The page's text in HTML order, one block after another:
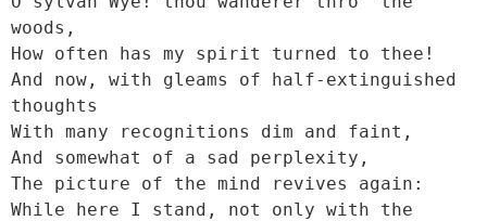
woods,
How often has my spirit turned to thee!
And now, with gleams of half-extinguished
thoughts
With many recognitions dim and faint,
And somewhat of a sad perplexity,
The picture of the mind revives again:
While here I stand, not only with the